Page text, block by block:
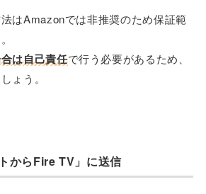
はAmazonでは非推奨のため保証範
は自己責任で行う必要があるため、
ょう。
からFire TV」に送信